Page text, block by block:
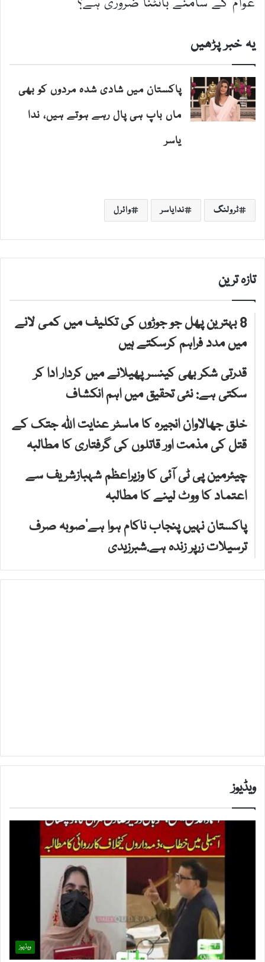
یہ خبر پڑھیں
پاکستان میں شادی شدہ مردوں کو بھی
ماں باپ ہی پال رہے ہوتے ہیں، ندا
یاسر
ٹرولنگ ندایاسر وائرل
تازہ ترین
8 بہترین پھل جو جوڑوں کی تکلیف میں کمی لانے
میں مدد فراہم کرسکتے ہیں
قدرتی شکر بھی کینسر پھیلانے میں کردار ادا کر
سکتی ہے: نئی تحقیق میں اہم انکشاف
خلق جھالاوان انجیرہ کا ماسٹر عنایت اللہ جتک کے
قتل کی مذمت اور قاتلوں کی گرفتاری کا مطالبہ
چیئرمین پی ٹی آئی کا وزیراعظم شہبازشریف سے
اعتماد کا ووٹ لینے کا مطالبہ
پاکستان نہیں پنجاب ناکام ہوا ہے‘صوبہ صرف
ترسیلات زرپر زندہ ہے.شبرزیدی
ویڈیوز
ویڈیوز